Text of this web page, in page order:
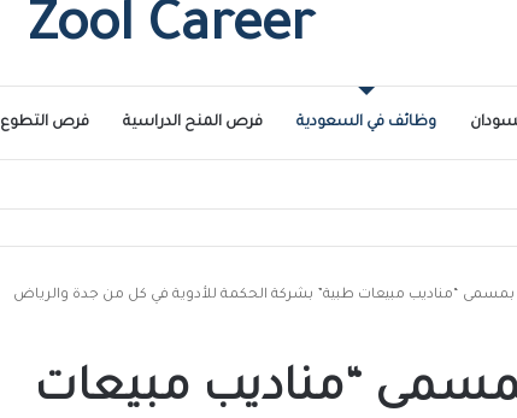
Zool Career
وظائف في السعودية فرص المنح الدراسية فرص التطوع
سوداني للعمل في ولاية نهر النيل
“مناديب مبيعات طبية” بشركة الحكمة للأدوية في كل من جدة والرياض
“مناديب مبيعات